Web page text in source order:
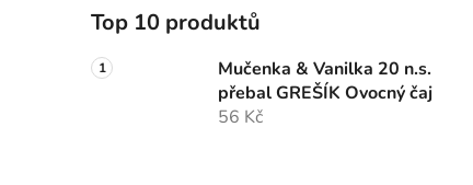
Top 10 produktů
Mučenka & Vanilka 20 n.s.
přebal GREŠÍK Ovocný čaj
56 Kč